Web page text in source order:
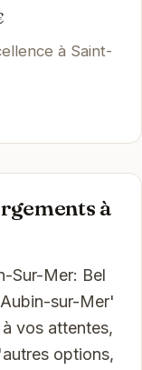
à Saint-
à
Sur-Mer: Bel
sur-Mer'
vos attentes,
options,